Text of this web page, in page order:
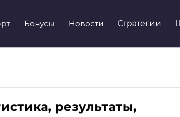
Бонусы Новости Стратегии
результаты,